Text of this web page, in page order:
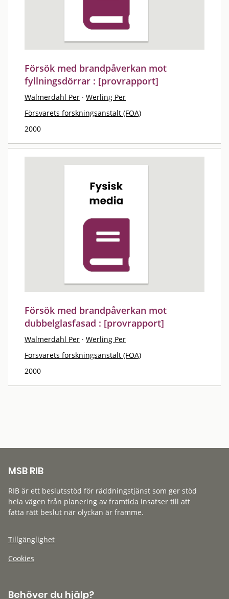
Försök med brandpåverkan mot
fyllningsdörrar : [provrapport]
Walmerdahl Per · Werling Per
Försvarets forskningsanstalt (FOA)
2000
Försök med brandpåverkan mot
dubbelglasfasad : [provrapport]
Walmerdahl Per · Werling Per
Försvarets forskningsanstalt (FOA)
2000
MSB RIB
RIB är ett beslutsstöd för räddningstjänst som ger stöd
hela vägen från planering av framtida insatser till att
fatta rätt beslut när olyckan är framme.
Tillgänglighet
Cookies
Behöver du hjälp?